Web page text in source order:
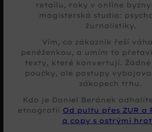
retailu, roky v online
magisterská studia:
žurnalistiky.
Vím, co zákazník řeší
peněženkou, a umím to
texty, které konvertují.
poučky, ale postupy
zákopech trhu.
Kdo je Daniel Beránek
etnografii Od pultu přes ZUR a
a copy s ostrými